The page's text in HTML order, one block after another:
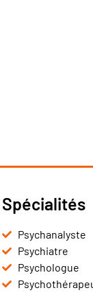
Spécialités
Psychanalyste
Psychiatre
Psychologue